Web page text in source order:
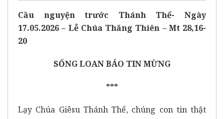
Cầu nguyện trước Thánh Thể- Ngày
17.05.2026 – Lễ Chúa Thăng Thiên – Mt 28,16-
20
SỐNG LOAN BÁO TIN MỪNG
***
Lạy Chúa Giêsu Thánh Thể, chúng con tin thật